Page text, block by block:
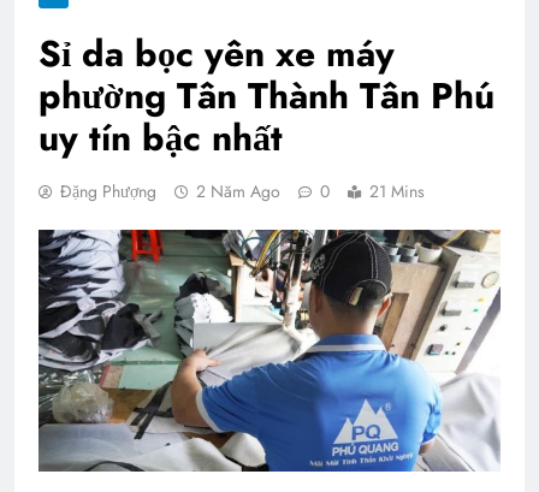
Sỉ da bọc yên xe máy
phường Tân Thành Tân Phú
uy tín bậc nhất
Đặng Phượng 2 Năm Ago 0 21 Mins